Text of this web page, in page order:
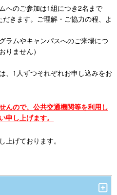
へのご参加は1組につき2名まで
だきます。ご理解・ご協力の程、よ
ラムやキャンパスへのご来場につ
りません）
、1人ずつそれぞれお申し込みをお
んので、公共交通機関等を利用し
申し上げます。
上げております。